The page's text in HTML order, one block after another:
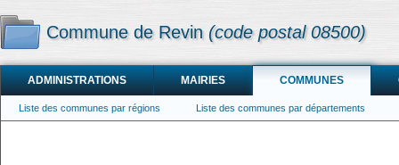
Commune de Revin (code postal 08500)
ADMINISTRATIONS MAIRIES COMMUNES
Liste des communes par régions Liste des communes par départements